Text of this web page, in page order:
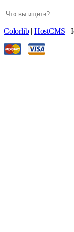
Colorlib | HostCMS |